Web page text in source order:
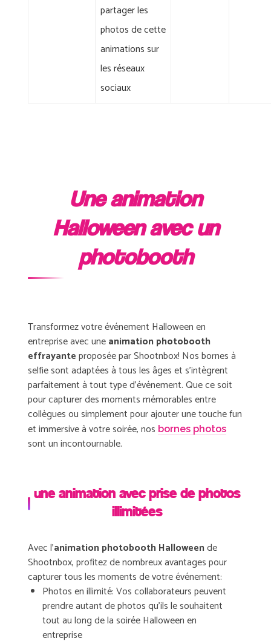
partager les
photos de cette
animations sur
les réseaux
sociaux
Une animation
Halloween avec un
photobooth
Transformez votre événement Halloween en
entreprise avec uneanimation photobooth
effrayanteproposée par Shootnbox! Nos bornes à
selfie sont adaptées à tous les âges et s’intègrent
parfaitement à tout type d’événement. Que ce soit
pour capturer des moments mémorables entre
collègues ou simplement pour ajouter une touche fun
et immersive à votre soirée, nos bornes photos
sont un incontournable.
une animation avec prise de photos
illimitées
Avec l’animation photobooth Halloweende
Shootnbox, profitez de nombreux avantages pour
capturer tous les moments de votre événement:
Photos en illimité: Vos collaborateurs peuvent
prendre autant de photos qu’ils le souhaitent
tout au long de la soirée Halloween en
entreprise